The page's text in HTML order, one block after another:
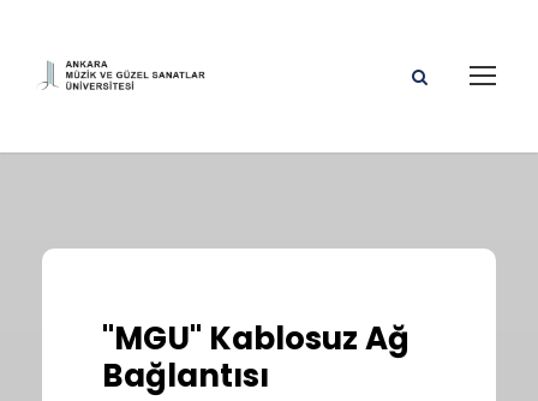
"MGU" Kablosuz Ağ
Bağlantısı